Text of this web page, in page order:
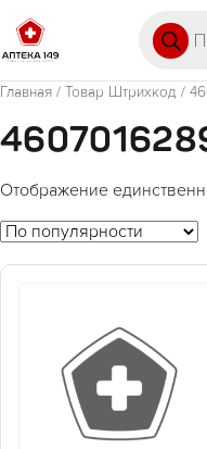
Главная / Товар Штрихкод /
Отображение